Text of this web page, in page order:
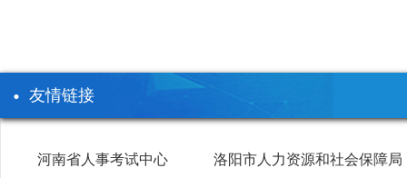
友情链接
河南省人事考试中心 洛阳市人力资源和社会保障局